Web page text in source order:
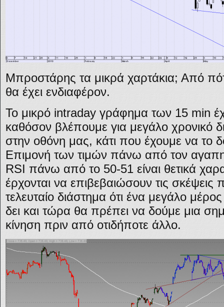
Μπροστάρης τα μικρά χαρτάκια; Από
θα έχει ενδιαφέρον.
Το μικρό intraday γράφημα των 15 min
καθόσον βλέπουμε για μεγάλο χρονικό
στην οθόνη μας, κάτι που έχουμε να το
Επιμονή των τιμών πάνω από τον
RSI πάνω από το 50-51 είναι θετικά
έρχονται να επιβεβαιώσουν τις
τελευταίο διάστημα ότι ένα μεγάλο
δει και τώρα θα πρέπει να δούμε μια
κίνηση πριν από οτιδήποτε άλλο.